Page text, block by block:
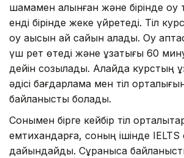
шамамен алынған және бірінде оқу
енді бірінде жеке үйретеді. Тіл
оқу ақысын ай сайын алады. Оқу
үш рет өтеді және ұзақтығы 60
дейін созылады. Алайда курстың
әдісі бағдарлама мен тіл
байланысты болады.
Сонымен бірге кейбір тіл
емтихандарға, соның ішінде
дайындайды. Сұранысқа